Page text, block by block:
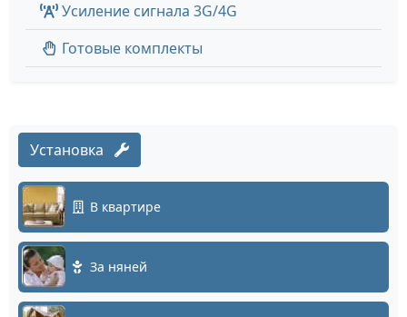
Усиление сигнала 3G/4G
Готовые комплекты
Установка
В квартире
За няней